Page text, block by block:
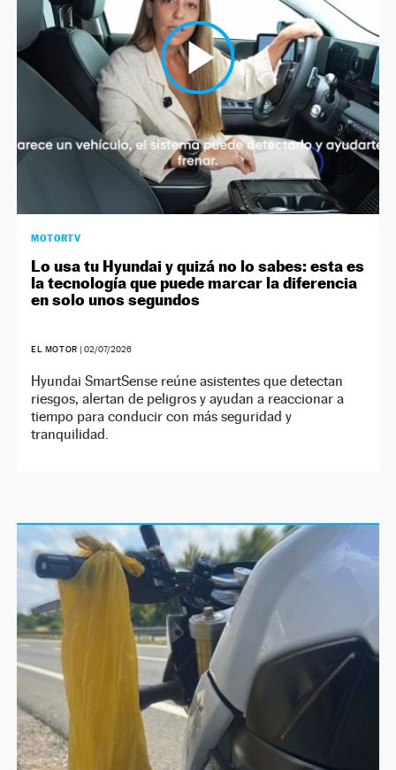
MOTORTV
Lo usa tu Hyundai y quizá no lo sabes: esta es
la tecnología que puede marcar la diferencia
en solo unos segundos
EL MOTOR | 02/07/2026
Hyundai SmartSense reúne asistentes que detectan
riesgos, alertan de peligros y ayudan a reaccionar a
tiempo para conducir con más seguridad y
tranquilidad.